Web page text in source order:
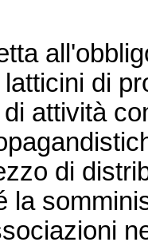
di
attività
di
la